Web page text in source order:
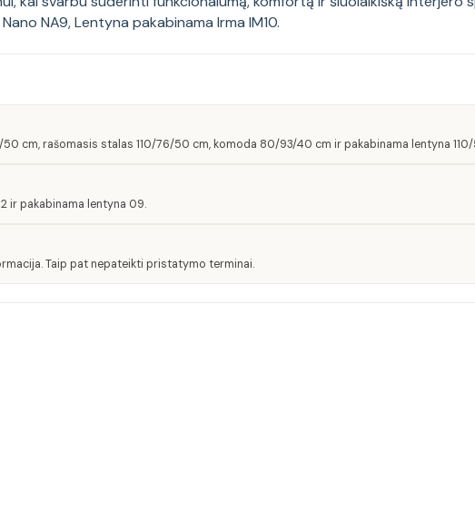
NA9,Lentyna pakabinama Irma IM10.
cm, rašomasis stalas 110/76/50 cm, komoda 80/93/40 cm ir pakabinama lentyna
ir pakabinama lentyna 09.
Taip pat nepateikti pristatymo terminai.